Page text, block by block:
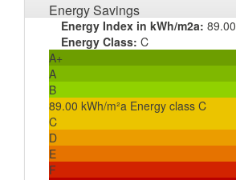
Energy Savings
Energy Index in kWh/m2a: 89.00
Energy Class: C
A+
A
B
89.00 kWh/m²a Energy class C
C
D
E
F